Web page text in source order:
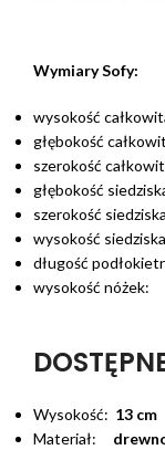
Wymiary Sofy:
wysokość
głębokość
szerokość
głębokość
szerokość
wysokość
długość
wysokość
Wysokość: 13 cm
Materiał: